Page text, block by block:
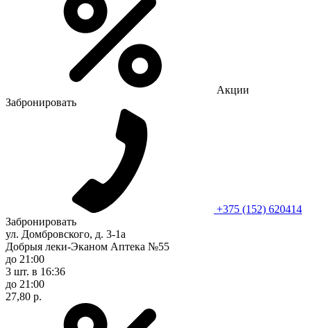
Акции
Забронировать
+375 (152) 620414
Забронировать
ул. Домбровского, д. 3-1а
Добрыя леки-Эканом Аптека №55
до 21:00
3 шт. в 16:36
до 21:00
27,80 р.